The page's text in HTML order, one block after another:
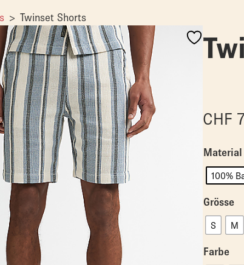
Twinset Shorts
CHF
Material
100%
Grösse
S M
Farbe